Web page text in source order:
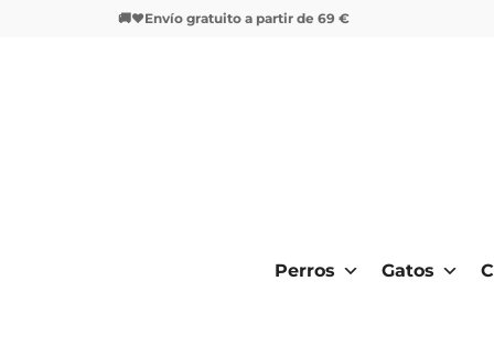
🚚❤️Envío gratuito a partir de 69 €
Perros Gatos